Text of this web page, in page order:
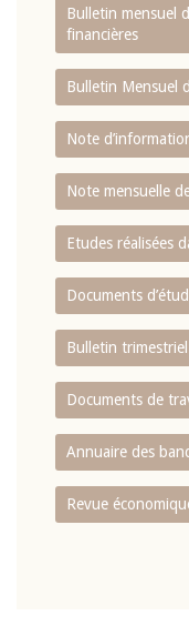
Bulletin mensuel
financières
Bulletin Mensuel
Note
Note mensuelle
Etudes réalisées
Documents
Bulletin
Documents de
Annuaire des
Revue